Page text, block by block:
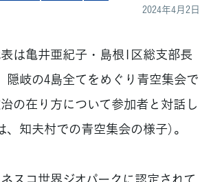
2024年4月2日
は亀井亜紀子・島根1区総支部長
隠岐の4島全てをめぐり青空集会で
の在り方について参加者と対話し
、知夫村での青空集会の様子）。